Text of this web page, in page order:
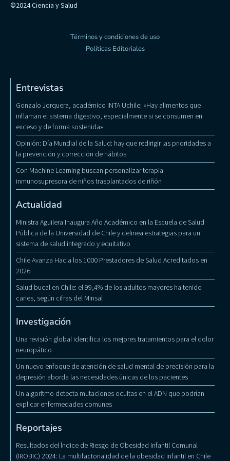
©2024 Ciencia y Salud
Términos y condiciones de uso
Políticas Editoriales
Entrevistas
Gonzalo Jorquera, académico INTA Uchile: «Hay alimentos que
inflaman el sistema digestivo, especialmente si se consumen en
exceso y de forma sostenida»
Opinión: Día Mundial de la Salud: hay que redirigir las prioridades a
la prevención y corrección de hábitos
Con Machine Learning buscan personalizar terapia
inmunosupresora de niños trasplantados de riñón
Actualidad
Ministra Aguilera Inaugura Año Académico en la Escuela de Salud
Pública de la Universidad de Chile y delinea estrategias para un
sistema de salud integrado y equitativo
Chile Avanza Hacia los 1000 Prestadores de Salud Acreditados en
2026
Salud bucal en Chile: el 99,4% de los adultos mayores ha tenido
caries, según cifras del Minsal
Investigación
Una revisión global identifica los mejores tratamientos para el dolor
neuropático
Un nuevo enfoque de atención de salud mental de precisión para la
depresión aborda las necesidades únicas de los pacientes
Un algoritmo detecta mutaciones ocultas en el ADN que podrían
explicar enfermedades comunes
Reportajes
Resultados del Índice de Riesgo de Obesidad Infantil Comunal
(IROBIC) 2024: La multifactorialidad de la obesidad infantil en Chile